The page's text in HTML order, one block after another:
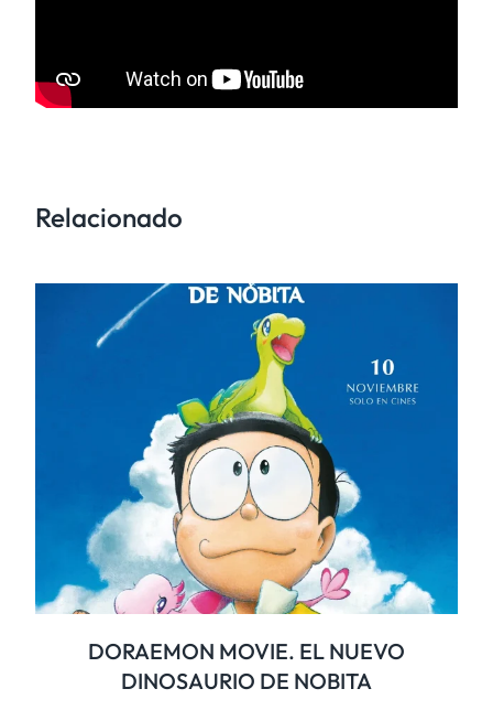
Relacionado
DORAEMON MOVIE. EL NUEVO
DINOSAURIO DE NOBITA